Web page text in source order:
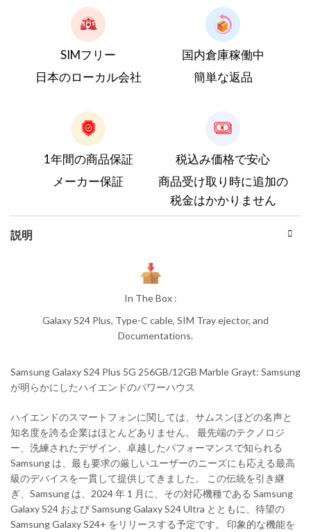
SIMフリー
日本のローカル会社
国内倉庫稼働中
簡単な返品
1年間の商品保証
メーカー保証
税込み価格で安心
商品受け取り時に追加の
税金はかかりません
説明
In The Box :
Galaxy S24 Plus, Type-C cable, SIM Tray ejector, and
Documentations.
Samsung Galaxy S24 Plus 5G 256GB/12GB Marble Grayt: Samsung
が明らかにしたハイエンドのパワーハウス
ハイエンドのスマートフォンに関しては、サムスンほどの名声と
知名度を誇る企業はほとんどありません。 最先端のテクノロジ
ー、洗練されたデザイン、卓越したパフォーマンスで知られる
Samsung は、最も要求の厳しいユーザーのニーズにも応える最高
級のデバイスを一貫して提供してきました。 この伝統を引き継
ぎ、Samsung は、2024 年 1 月に、その対応機種である Samsung
Galaxy S24 および Samsung Galaxy S24 Ultra とともに、待望の
Samsung Galaxy S24+ をリリースする予定です。 印象的な機能を